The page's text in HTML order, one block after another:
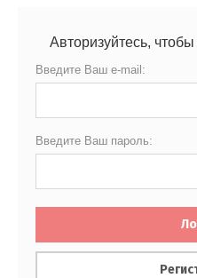
Авторизуйтесь,
Введите Ваш e-mail:
Введите Ваш пароль: